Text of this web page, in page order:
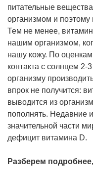
питательные
организмом и
Тем не менее,
нашим организмом,
нашу кожу. По
контакта с солнцем 2-
организму
впрок не получится:
выводится из
пополнять. Недавние
значительной части
дефицит витамина D.
Разберем